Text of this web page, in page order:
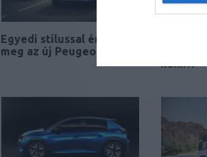
Egyedi stílussal érkezett
meg az új Peugeot 2008
Új
neki…